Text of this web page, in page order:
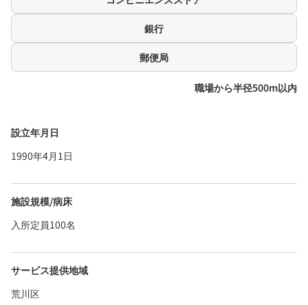
銀行
郵便局
職場から半径500m以内
設立年月日
1990年4月1日
施設規模/病床
入所定員100名
サービス提供地域
荒川区